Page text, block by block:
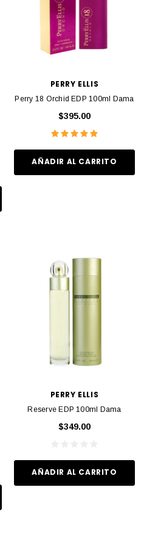
PERRY ELLIS
Perry 18 Orchid EDP 100ml Dama
$395.00
AÑADIR AL CARRITO
PERRY ELLIS
Reserve EDP 100ml Dama
$349.00
AÑADIR AL CARRITO